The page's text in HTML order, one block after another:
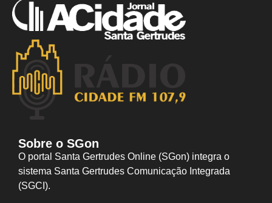
Sobre o SGon
O portal Santa Gertrudes Online (SGon) integra o
sistema Santa Gertrudes Comunicação Integrada
(SGCI).